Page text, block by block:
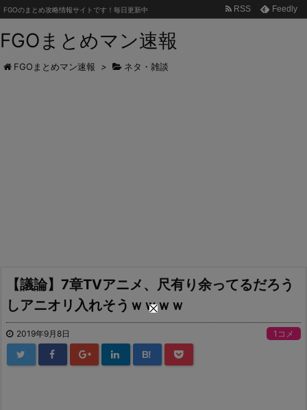
FGOまとめマン速報
FGOのまとめ攻略情報サイトです！毎日更新中 RSS Feedly
FGOまとめマン速報 > ネタ・雑談
【議論】7章TVアニメ、尺有り余ってるだろう
しアニオリ入れそうｗｗｗｗ
2019年9月8日 1コメ
B!